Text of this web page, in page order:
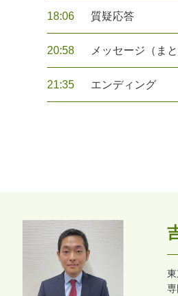
18:06 質疑応答
20:58 メッセージ（まと
21:35 エンディング